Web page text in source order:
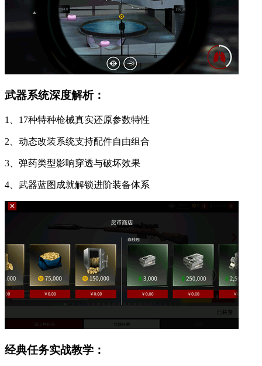
武器系统深度解析：
1、17种特种枪械真实还原参数特性
2、动态改装系统支持配件自由组合
3、弹药类型影响穿透与破坏效果
4、武器蓝图成就解锁进阶装备体系
经典任务实战教学：